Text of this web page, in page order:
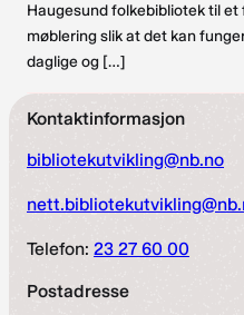
Haugesund folkebibliotek til
møblering slik at det kan
daglige og […]
Kontaktinformasjon
bibliotekutvikling@nb.no
Telefon: 23 27 60 00
Postadresse